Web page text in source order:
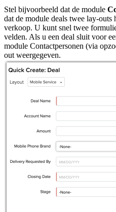
Stel bijvoorbeeld dat de module
dat de module deals twee lay-outs
verkoop. U kunt snel twee
velden. Als u een deal sluit voor
module Contactpersonen (via
out weergegeven.